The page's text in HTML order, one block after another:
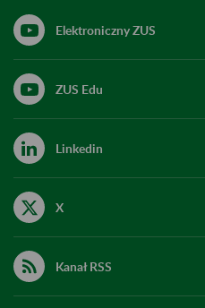
Elektroniczny ZUS
ZUS Edu
Linkedin
X
Kanał RSS